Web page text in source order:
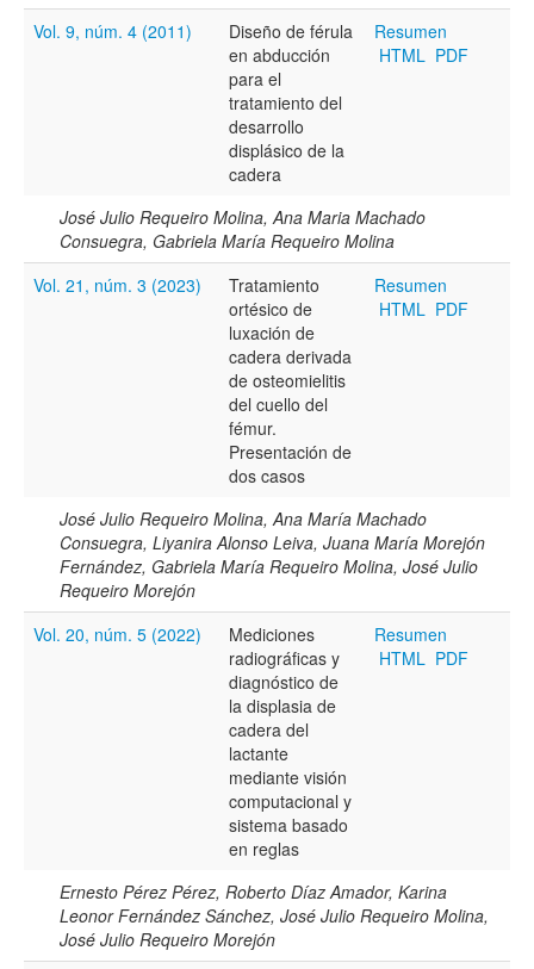
Vol. 9, núm. 4 (2011)
Diseño de férula
en abducción
para el
tratamiento del
desarrollo
displásico de la
cadera
Resumen
HTML PDF
José Julio Requeiro Molina, Ana Maria Machado
Consuegra, Gabriela María Requeiro Molina
Vol. 21, núm. 3 (2023)
Tratamiento
ortésico de
luxación de
cadera derivada
de osteomielitis
del cuello del
fémur.
Presentación de
dos casos
Resumen
HTML PDF
José Julio Requeiro Molina, Ana María Machado
Consuegra, Liyanira Alonso Leiva, Juana María Morejón
Fernández, Gabriela María Requeiro Molina, José Julio
Requeiro Morejón
Vol. 20, núm. 5 (2022)
Mediciones
radiográficas y
diagnóstico de
la displasia de
cadera del
lactante
mediante visión
computacional y
sistema basado
en reglas
Resumen
HTML PDF
Ernesto Pérez Pérez, Roberto Díaz Amador, Karina
Leonor Fernández Sánchez, José Julio Requeiro Molina,
José Julio Requeiro Morejón